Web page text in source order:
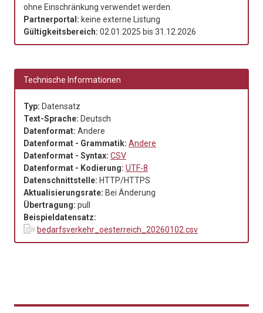
ohne Einschränkung verwendet werden.
Partnerportal: keine externe Listung
Gültigkeitsbereich: 02.01.2025 bis 31.12.2026
Technische Informationen
Typ: Datensatz
Text-Sprache: Deutsch
Datenformat: Andere
Datenformat - Grammatik: Andere
Datenformat - Syntax: CSV
Datenformat - Kodierung: UTF-8
Datenschnittstelle: HTTP/HTTPS
Aktualisierungsrate: Bei Änderung
Übertragung: pull
Beispieldatensatz:
bedarfsverkehr_oesterreich_20260102.csv